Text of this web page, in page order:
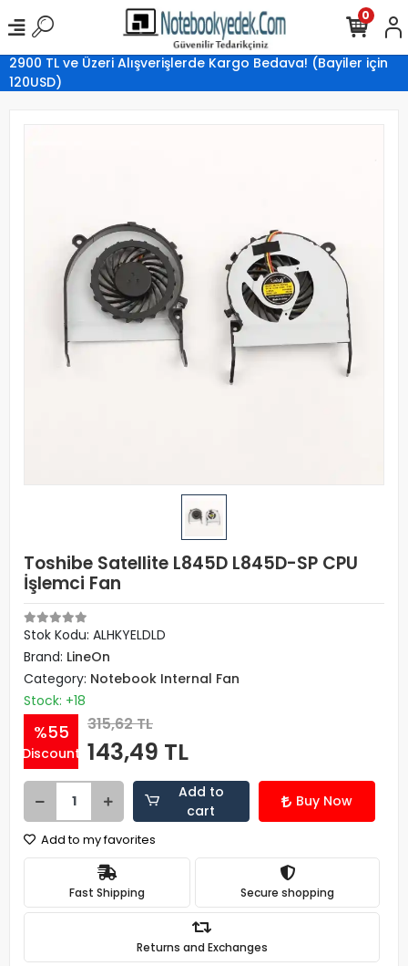
2900 TL ve Üzeri Alışverişlerde Kargo Bedava! (Bayiler için
120USD)
0
Toshibe Satellite L845D L845D-SP CPU
İşlemci Fan
Stok Kodu: ALHKYELDLD
Brand: LineOn
Category: Notebook Internal Fan
Stock: +18
%55
Discount
315,62 TL
143,49 TL
Add to
cart
Buy Now
Add to my favorites
Fast Shipping Secure shopping
Returns and Exchanges